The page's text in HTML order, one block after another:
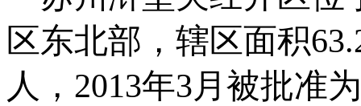
区东北部，辖区面积
人，2013年3月被批准